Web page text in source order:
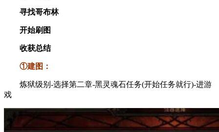
寻找哥布林
开始刷图
收获总结
①建图：
炼狱级别-选择第二章-黑灵魂石任务(开始任务就行)-进游
戏